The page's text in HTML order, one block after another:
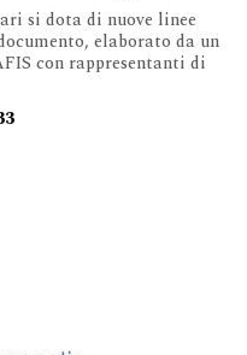
si dota di nuove linee
elaborato da un
con rappresentanti di